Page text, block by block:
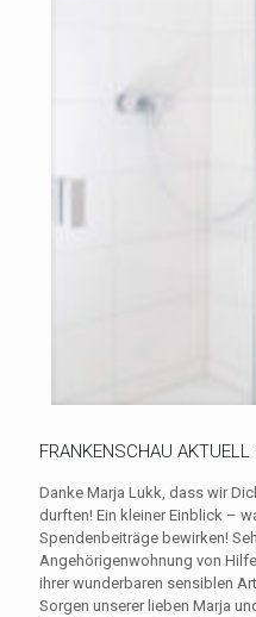
FRANKENSCHAU
Danke Marja Lukk, dass wir
durften! Ein kleiner Einblick –
Spendenbeiträge bewirken!
Angehörigenwohnung von
ihrer wunderbaren sensiblen
Sorgen unserer lieben Marja